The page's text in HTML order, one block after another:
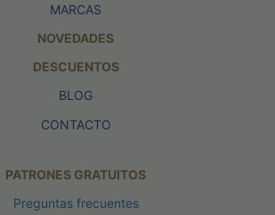
MARCAS
NOVEDADES
DESCUENTOS
BLOG
CONTACTO
PATRONES GRATUITOS
Preguntas frecuentes